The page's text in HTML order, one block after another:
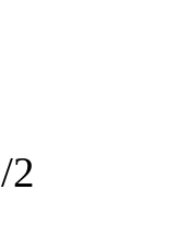
/2